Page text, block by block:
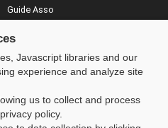
Guide Asso
Inscriptions évènements
Javascript libraries and our
experience and analyze site
us to collect and process
policy.